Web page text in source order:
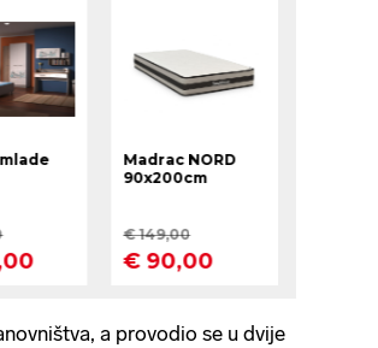
a provodio se u dvije